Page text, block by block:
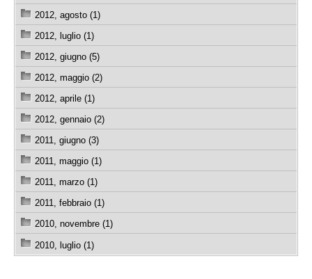
2012, agosto (1)
2012, luglio (1)
2012, giugno (5)
2012, maggio (2)
2012, aprile (1)
2012, gennaio (2)
2011, giugno (3)
2011, maggio (1)
2011, marzo (1)
2011, febbraio (1)
2010, novembre (1)
2010, luglio (1)